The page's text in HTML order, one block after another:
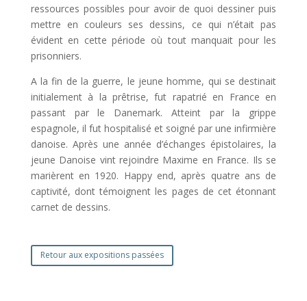
ressources possibles pour avoir de quoi dessiner puis
mettre en couleurs ses dessins, ce qui n’était pas
évident en cette période où tout manquait pour les
prisonniers.
A la fin de la guerre, le jeune homme, qui se destinait
initialement à la prêtrise, fut rapatrié en France en
passant par le Danemark. Atteint par la grippe
espagnole, il fut hospitalisé et soigné par une infirmière
danoise. Après une année d’échanges épistolaires, la
jeune Danoise vint rejoindre Maxime en France. Ils se
marièrent en 1920. Happy end, après quatre ans de
captivité, dont témoignent les pages de cet étonnant
carnet de dessins.
Retour aux expositions passées